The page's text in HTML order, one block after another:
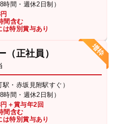
時間・週休2日制）
間含む
特別賞与あり
（正社員）
・赤坂見附駅すぐ）
時間・週休2日制）
＋賞与年2回
間含む
特別賞与あり